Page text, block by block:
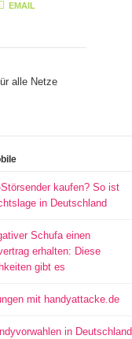
EMAIL
alle Netze
Störsender kaufen? So ist
in Deutschland
Schufa einen
erhalten: Diese
gibt es
mit handyattacke.de
in Deutschland